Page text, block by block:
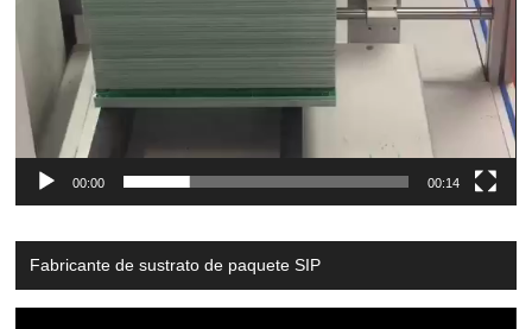
00:00 00:14
Fabricante de sustrato de paquete SIP